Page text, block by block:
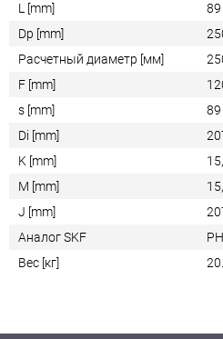
L [mm]
89
Dp [mm]
Расчетный диаметр [мм]
F [mm]
s [mm]
89
Di [mm]
K [mm]
M [mm]
J [mm]
Аналог SKF
Вес [кг]